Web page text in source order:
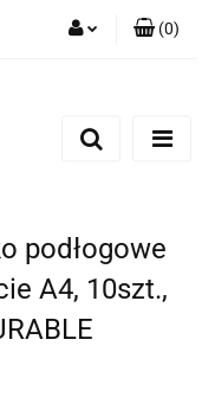
Zarejestruj się
(0)
podłogowe
A4, 10szt.,